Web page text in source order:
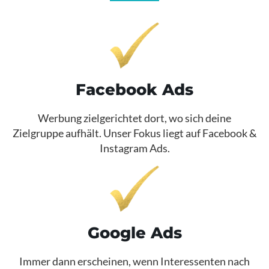
Facebook Ads
Werbung zielgerichtet dort, wo sich deine
Zielgruppe aufhält. Unser Fokus liegt auf Facebook &
Instagram Ads.​
Google Ads
Immer dann erscheinen, wenn Interessenten nach